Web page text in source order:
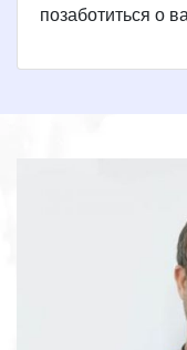
позаботиться о